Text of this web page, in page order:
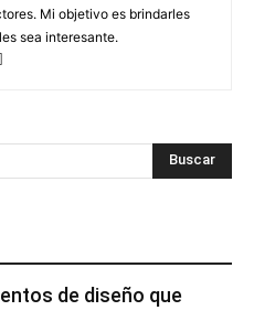
Mi objetivo es brindarles
sea interesante.
de diseño que